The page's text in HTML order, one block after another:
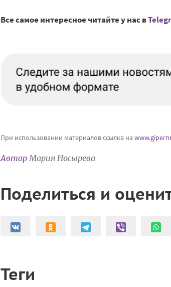
Все самое интересное читайте у нас в
При использовании материалов ссылка на
АвторМария Носырева
Поделиться и
Теги